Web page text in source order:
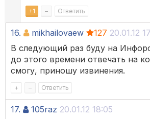
+1 – Ответить
16. mikhailovaew 127 20.01.12
В следующий раз буду на
до этого времени отвечать на
смогу, приношу извинения.
+ – Ответить
17. 105raz 20.01.12 18:05